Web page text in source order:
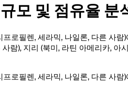
모 및 점유율
로필렌, 세라믹, 나일론, 다른 사
람), 지리 (북미, 라틴 아메리카,
로필렌, 세라믹, 나일론, 다른 사